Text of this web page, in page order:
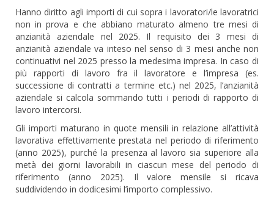
Hanno diritto agli importi di cui sopra i lavoratori/le lavoratrici
non in prova e che abbiano maturato almeno tre mesi di
anzianità aziendale nel 2025. Il requisito dei 3 mesi di
anzianità aziendale va inteso nel senso di 3 mesi anche non
continuativi nel 2025 presso la medesima impresa. In caso di
più rapporti di lavoro fra il lavoratore e l’impresa (es.
successione di contratti a termine etc.) nel 2025, l’anzianità
aziendale si calcola sommando tutti i periodi di rapporto di
lavoro intercorsi.
Gli importi maturano in quote mensili in relazione all’attività
lavorativa effettivamente prestata nel periodo di riferimento
(anno 2025), purché la presenza al lavoro sia superiore alla
metà dei giorni lavorabili in ciascun mese del periodo di
riferimento (anno 2025). Il valore mensile si ricava
suddividendo in dodicesimi l’importo complessivo.